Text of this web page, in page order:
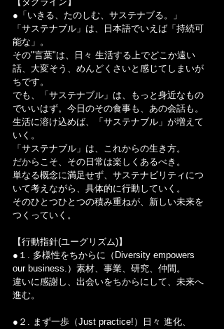
●「いきる、たのしむ、サステナブる。」
「サステナブル」は、日本語でいえば「持続可
能な」。
その"言葉"は、日々 生活する上でどこか遠い
話、大変そう、めんどくさいと感じてしまいが
ちです。
でも、「サステナブル」は、もっと身近なもの
でいいはず。今日のその食事も、あの会話も。
生活に溶け込めば、「サステナブル」が増えて
いく。
「サステナブル」は、これからの生き方。
だからこそ、その日常は楽しくあるべき。
単なる概念に満足せず、サステナビリティにつ
いて考えながら、具体的に行動していく。
そのひとつひとつの積み重ねが、新しい未来を
つくっていく。
【行動指針(ユーグリズム)】
●１. 多様性をちからに（Diversity empowers
our business.）素材、事業、研究、仲間。
違いに感謝し、出会いをちからにして、未来へ
進む。
●２. まず一歩（Just practice!）日々 進化、